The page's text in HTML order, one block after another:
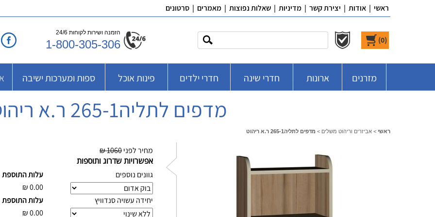
ראשי | אודות | יצירת קשר | מדיניות | שאלות נפוצות | מאמרים | סרטונים
(
0
)
הזמנה ושירות לקוחות 24/6
1-800-305-306
מזרנים ארונות חדרי שינה חדרי ילדים פינות אוכל ספות ומערכות ישיבה
מדפים לתליה265-1 ר.א ריהוט
ראשי > אביזרים וריהוט משלים > מדפים לתליה265-1 ר.א ריהוט
מחיר לפני1060 ₪
אפשרויות שדרוג ותוספות
גוונים נוספים
עלות התוספת
0.00
₪
יחידה עשויה סנדוויץ
עלות התוספת
0.00
₪